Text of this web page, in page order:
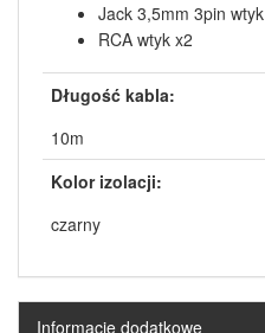
Jack 3,5mm 3pin wtyk
RCA wtyk x2
Długość kabla:
10m
Kolor izolacji:
czarny
Informacje dodatkowe